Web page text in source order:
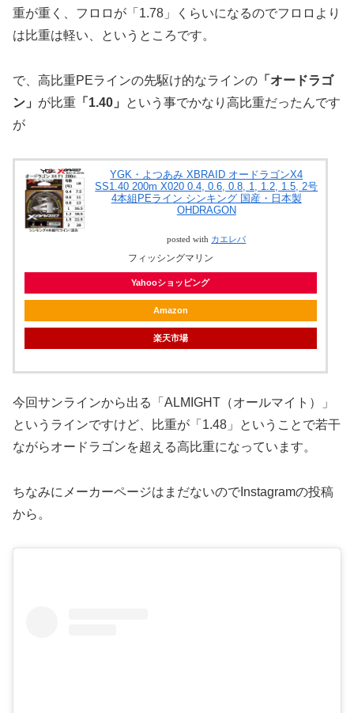
重が重く、フロロが「1.78」くらいになるのでフロロより
は比重は軽い、というところです。
で、高比重PEラインの先駆け的なラインの 「オードラゴ
ン」 が比重 「1.40」
という事でかなり高比重だったんです
が
YGK・よつあみ XBRAID オードラゴンX4
SS1.40 200m X020 0.4, 0.6, 0.8, 1, 1.2, 1.5, 2号
4本組PEライン シンキング 国産・日本製
OHDRAGON
posted with カエレバ
フィッシングマリン
Yahooショッピング
Amazon
楽天市場
今回サンラインから出る「ALMIGHT（オールマイト）」
というラインですけど、比重が「1.48」ということで若干
ながらオードラゴンを超える高比重になっています。
ちなみにメーカーページはまだないのでInstagramの投稿
から。